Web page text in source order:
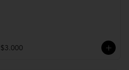
$3.000